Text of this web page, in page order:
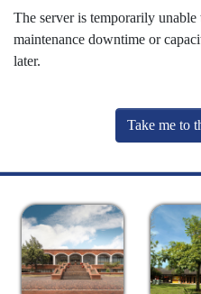
The server is temporarily
maintenance downtime or
later.
Take me to